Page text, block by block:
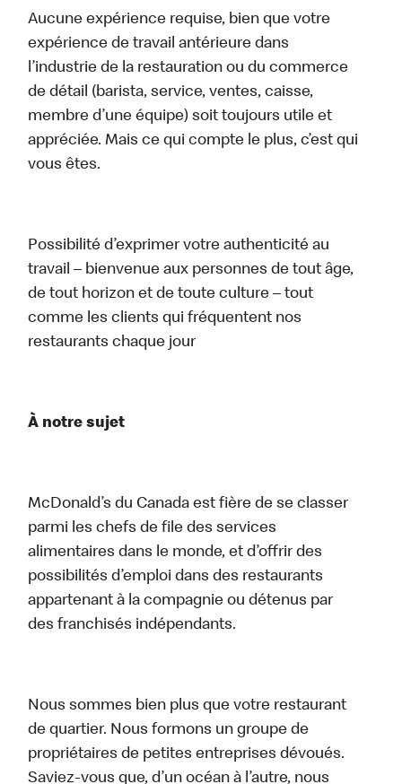
Aucune expérience requise, bien que votre
expérience de travail antérieure dans
l’industrie de la restauration ou du commerce
de détail (barista, service, ventes, caisse,
membre d’une équipe) soit toujours utile et
appréciée. Mais ce qui compte le plus, c’est qui
vous êtes.
Possibilité d’exprimer votre authenticité au
travail – bienvenue aux personnes de tout âge,
de tout horizon et de toute culture – tout
comme les clients qui fréquentent nos
restaurants chaque jour
À notre sujet
McDonald’s du Canada est fière de se classer
parmi les chefs de file des services
alimentaires dans le monde, et d’offrir des
possibilités d’emploi dans des restaurants
appartenant à la compagnie ou détenus par
des franchisés indépendants.
Nous sommes bien plus que votre restaurant
de quartier. Nous formons un groupe de
propriétaires de petites entreprises dévoués.
Saviez-vous que, d’un océan à l’autre, nous